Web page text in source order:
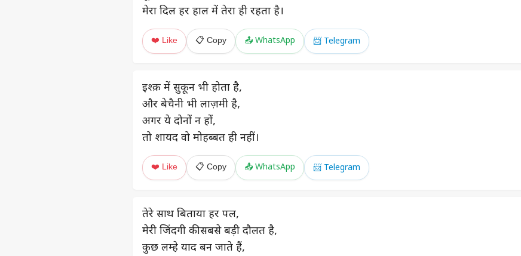
मेरा दिल हर हाल में तेरा ही रहता है।
❤️ Like 📋 Copy 📤 WhatsApp 📨 Telegram
इश्क़ में सुकून भी होता है,
और बेचैनी भी लाज़मी है,
अगर ये दोनों न हों,
तो शायद वो मोहब्बत ही नहीं।
❤️ Like 📋 Copy 📤 WhatsApp 📨 Telegram
तेरे साथ बिताया हर पल,
मेरी जिंदगी की सबसे बड़ी दौलत है,
कुछ लम्हे याद बन जाते हैं,